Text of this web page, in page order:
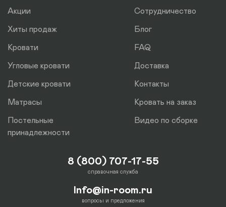
Акции
Хиты продаж
Кровати
Угловые кровати
Детские кровати
Матрасы
Постельные
принадлежности
Сотрудничество
Блог
FAQ
Доставка
Контакты
Кровать на заказ
Видео по сборке
8 (800) 707-17-55
справочная служба
Info@in-room.ru
вопросы и предложения